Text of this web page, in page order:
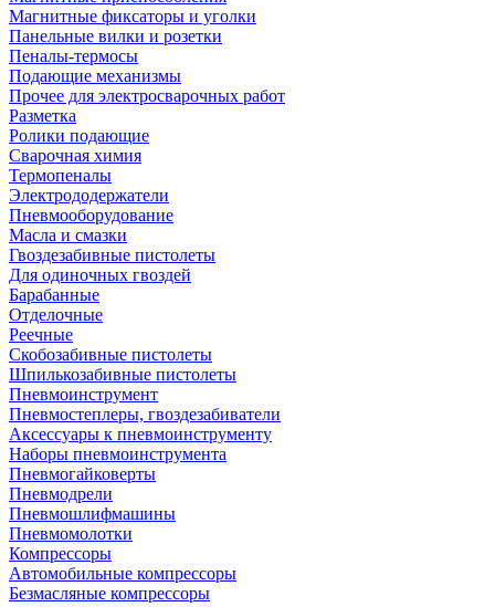
Магнитные фиксаторы и уголки
Панельные вилки и розетки
Пеналы-термосы
Подающие механизмы
Прочее для электросварочных работ
Разметка
Ролики подающие
Сварочная химия
Термопеналы
Электрододержатели
Пневмооборудование
Масла и смазки
Гвоздезабивные пистолеты
Для одиночных гвоздей
Барабанные
Отделочные
Реечные
Скобозабивные пистолеты
Шпилькозабивные пистолеты
Пневмоинструмент
Пневмостеплеры, гвоздезабиватели
Аксессуары к пневмоинструменту
Наборы пневмоинструмента
Пневмогайковерты
Пневмодрели
Пневмошлифмашины
Пневмомолотки
Компрессоры
Автомобильные компрессоры
Безмасляные компрессоры